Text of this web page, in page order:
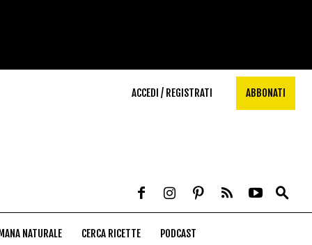
ACCEDI / REGISTRATI ABBONATI
NATURALE CERCA RICETTE PODCAST